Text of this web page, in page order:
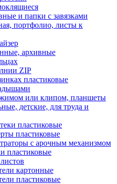
и папки с завязками
портфолио, листы к
архивные
ZIP
пластиковые
или клипом, планшеты
детские, для труда и
пластиковые
пластиковые
с арочным механизмом
пластиковые
картонные
пластиковые